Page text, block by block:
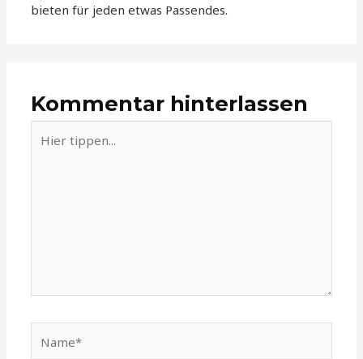
bieten für jeden etwas Passendes.
Kommentar hinterlassen
tippen...